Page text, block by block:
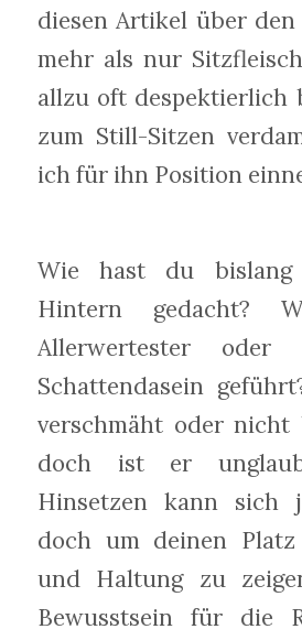
diesen Artikel über
mehr als nur
allzu oft despektierlich
zum Still-Sitzen
ich für ihn Position
Wie hast du
Hintern gedacht?
Allerwertester
Schattendasein
verschmäht oder nicht
doch ist er
Hinsetzen kann sich
doch um deinen Platz
und Haltung zu
Bewusstsein für die